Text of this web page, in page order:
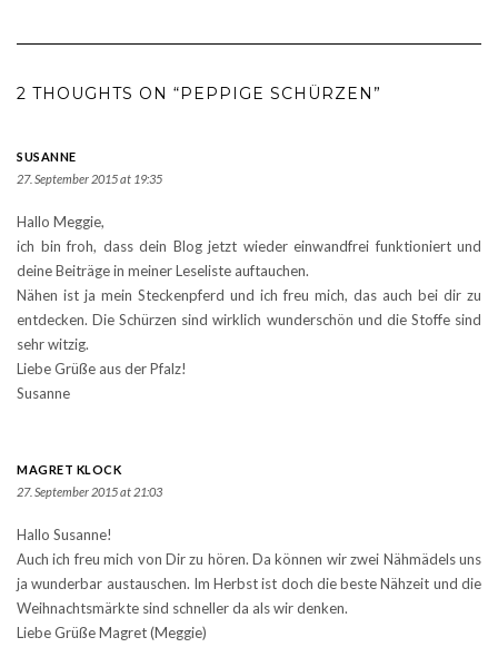
2 THOUGHTS ON “PEPPIGE SCHÜRZEN”
SUSANNE
27. September 2015 at 19:35
Hallo Meggie,
ich bin froh, dass dein Blog jetzt wieder einwandfrei funktioniert und
deine Beiträge in meiner Leseliste auftauchen.
Nähen ist ja mein Steckenpferd und ich freu mich, das auch bei dir zu
entdecken. Die Schürzen sind wirklich wunderschön und die Stoffe sind
sehr witzig.
Liebe Grüße aus der Pfalz!
Susanne
MAGRET KLOCK
27. September 2015 at 21:03
Hallo Susanne!
Auch ich freu mich von Dir zu hören. Da können wir zwei Nähmädels uns
ja wunderbar austauschen. Im Herbst ist doch die beste Nähzeit und die
Weihnachtsmärkte sind schneller da als wir denken.
Liebe Grüße Magret (Meggie)